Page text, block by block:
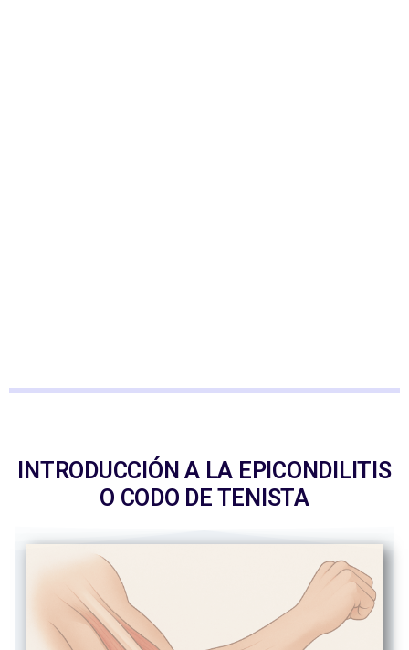
INTRODUCCIÓN A LA EPICONDILITIS
O CODO DE TENISTA